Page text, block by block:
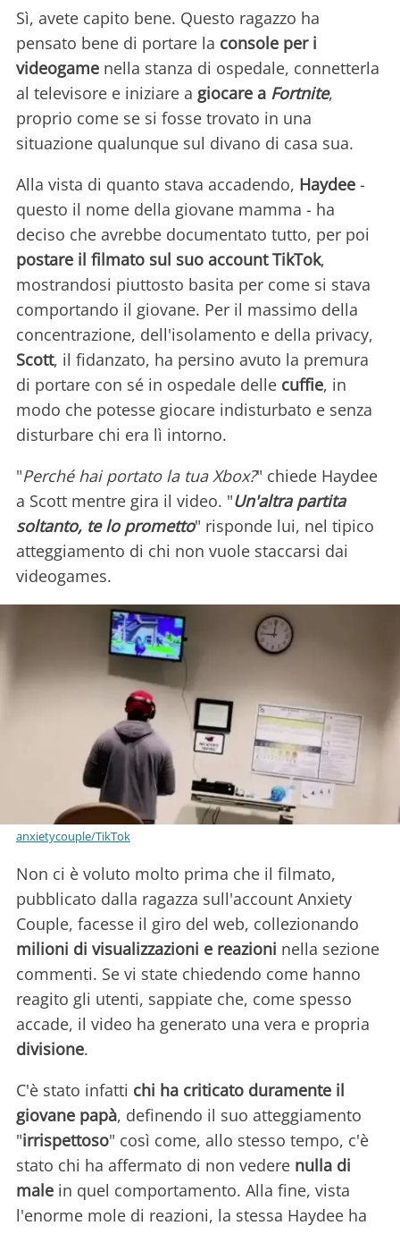
Sì, avete capito bene. Questo ragazzo ha
pensato bene di portare la console per i
videogame nella stanza di ospedale, connetterla
al televisore e iniziare a giocare a Fortnite,
proprio come se si fosse trovato in una
situazione qualunque sul divano di casa sua.
Alla vista di quanto stava accadendo, Haydee -
questo il nome della giovane mamma - ha
deciso che avrebbe documentato tutto, per poi
postare il filmato sul suo account TikTok,
mostrandosi piuttosto basita per come si stava
comportando il giovane. Per il massimo della
concentrazione, dell'isolamento e della privacy,
Scott, il fidanzato, ha persino avuto la premura
di portare con sé in ospedale delle cuffie, in
modo che potesse giocare indisturbato e senza
disturbare chi era lì intorno.
"Perché hai portato la tua Xbox?" chiede Haydee
a Scott mentre gira il video. "Un'altra partita
soltanto, te lo prometto" risponde lui, nel tipico
atteggiamento di chi non vuole staccarsi dai
videogames.
anxietycouple/TikTok
Non ci è voluto molto prima che il filmato,
pubblicato dalla ragazza sull'account Anxiety
Couple, facesse il giro del web, collezionando
milioni di visualizzazioni e reazioni nella sezione
commenti. Se vi state chiedendo come hanno
reagito gli utenti, sappiate che, come spesso
accade, il video ha generato una vera e propria
divisione.
C'è stato infatti chi ha criticato duramente il
giovane papà, definendo il suo atteggiamento
"irrispettoso" così come, allo stesso tempo, c'è
stato chi ha affermato di non vedere nulla di
male in quel comportamento. Alla fine, vista
l'enorme mole di reazioni, la stessa Haydee ha